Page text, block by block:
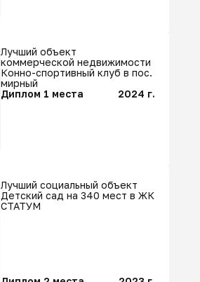
Лучший объект
коммерческой недвижимости
Конно-спортивный клуб в пос.
мирный
Диплом 1 места
2024 г.
Лучший социальный объект
Детский сад на 340 мест в ЖК
СТАТУМ